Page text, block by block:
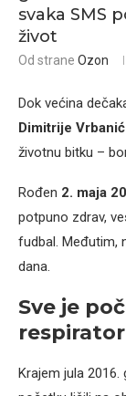
svaka SMS
život
Od strane Ozon
Dok većina
Dimitrije Vrbanić
životnu bitku –
Rođen 2. maja
potpuno zdrav,
fudbal. Međutim,
dana.
Sve je
Krajem jula